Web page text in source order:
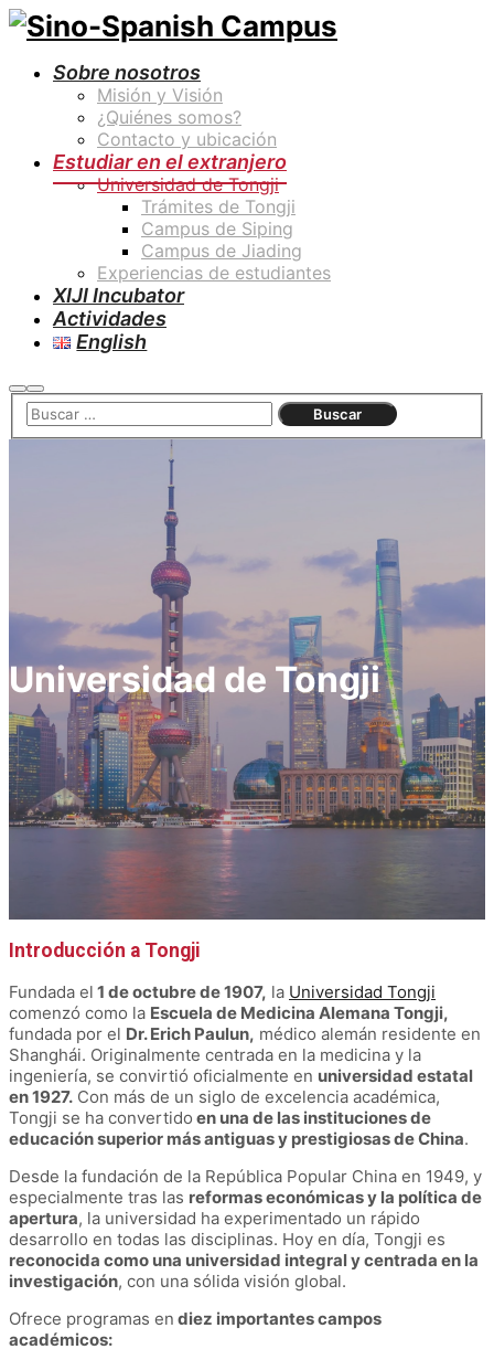
Sobre nosotros
Misión y Visión
¿Quiénes somos?
Contacto y ubicación
Estudiar en el extranjero
Universidad de Tongji
Trámites de Tongji
Campus de Siping
Campus de Jiading
Experiencias de estudiantes
XIJI Incubator
Actividades
English
Buscar
Menú
principal
Universidad de Tongji
Introducción a Tongji
Fundada el 1 de octubre de 1907, la Universidad Tongji
comenzó como la Escuela de Medicina Alemana Tongji,
fundada por el Dr. Erich Paulun, médico alemán residente en
Shanghái. Originalmente centrada en la medicina y la
ingeniería, se convirtió oficialmente en universidad estatal
en 1927. Con más de un siglo de excelencia académica,
Tongji se ha convertido en una de las instituciones de
educación superior más antiguas y prestigiosas de China.
Desde la fundación de la República Popular China en 1949, y
especialmente tras las reformas económicas y la política de
apertura, la universidad ha experimentado un rápido
desarrollo en todas las disciplinas. Hoy en día, Tongji es
reconocida como una universidad integral y centrada en la
investigación, con una sólida visión global.
Ofrece programas en diez importantes campos
académicos: